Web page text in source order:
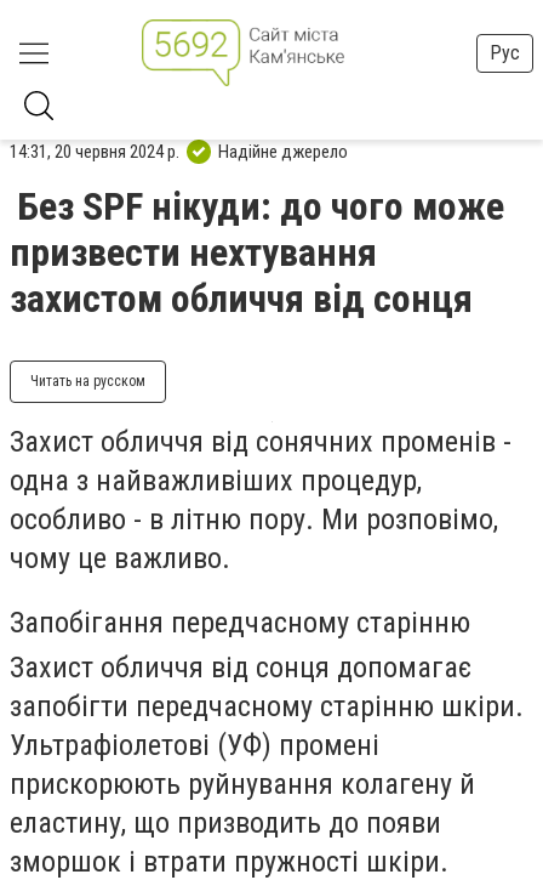
Рус
14:31, 20 червня 2024 р. Надійне джерело
Без SPF нікуди: до чого може
призвести нехтування
захистом обличчя від сонця
Читать на русском
Захист обличчя від сонячних променів -
одна з найважливіших процедур,
особливо - в літню пору. Ми розповімо,
чому це важливо.
Запобігання передчасному старінню
Захист обличчя від сонця допомагає
запобігти передчасному старінню шкіри.
Ультрафіолетові (УФ) промені
прискорюють руйнування колагену й
еластину, що призводить до появи
зморшок і втрати пружності шкіри.